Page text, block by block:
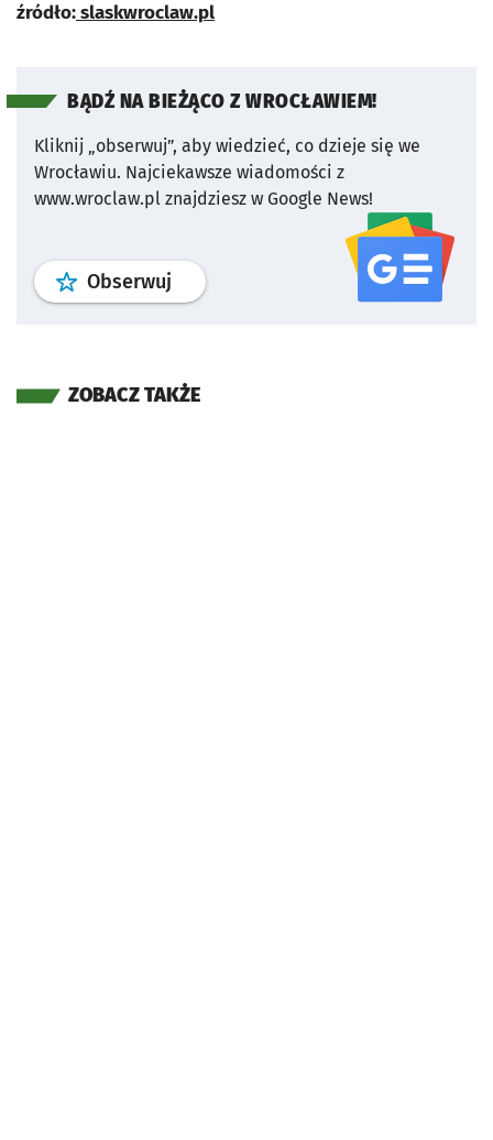
źródło:slaskwroclaw.pl
BĄDŹ NA BIEŻĄCO Z WROCŁAWIEM!
Kliknij „obserwuj”, aby wiedzieć, co dzieje się we
Wrocławiu. Najciekawsze wiadomości z
www.wroclaw.pl znajdziesz w Google News!
Obserwuj profil serwisu
ZOBACZ TAKŻE